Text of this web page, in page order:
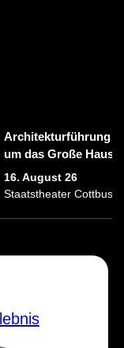
Architekturführung
um das Große Haus
Staatstheaters
16. August 26
Staatstheater Cottbus